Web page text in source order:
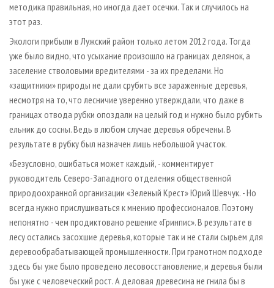
методика правильная, но иногда дает осечки. Так и случилось на
этот раз.
Экологи прибыли в Лужский район только летом 2012 года. Тогда
уже было видно, что усыхание произошло на границах делянок, а
заселение стволовыми вредителями - за их пределами. Но
«защитники» природы не дали срубить все зараженные деревья,
несмотря на то, что лесничие уверенно утверждали, что даже в
границах отвода рубки опоздали на целый год и нужно было рубить
ельник до сосны. Ведь в любом случае деревья обречены. В
результате в рубку был назначен лишь небольшой участок.
«Безусловно, ошибаться может каждый, - комментирует
руководитель Северо-Западного отделения общественной
природоохранной организации «Зеленый Крест» Юрий Шевчук. - Но
всегда нужно прислушиваться к мнению профессионалов. Поэтому
непонятно - чем продиктовано решение «Гринпис». В результате в
лесу остались засохшие деревья, которые так и не стали сырьем для
деревообрабатывающей промышленности. При грамотном подходе
здесь бы уже было проведено лесовосстановление, и деревья были
бы уже с человеческий рост. А деловая древесина не гнила бы в